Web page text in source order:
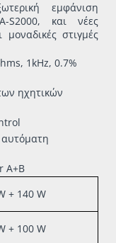
εμφάνιση
S2000, και νέες
μοναδικές στιγμές
1kHz, 0.7%
ηχητικών
A+B
+ 140 W
+ 100 W